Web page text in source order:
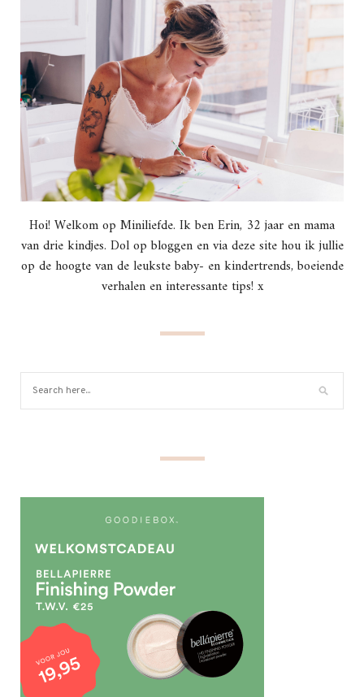
Hoi! Welkom op Miniliefde. Ik ben Erin, 32 jaar en mama
van drie kindjes. Dol op bloggen en via deze site hou ik jullie
op de hoogte van de leukste baby- en kindertrends, boeiende
verhalen en interessante tips! x